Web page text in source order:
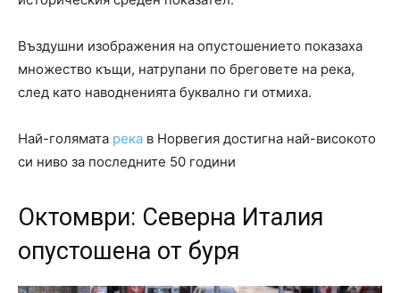
Въздушни изображения на опустошението показаха
множество къщи, натрупани по бреговете на река,
след като наводненията буквално ги отмиха.
Най-голямата река в Норвегия достигна най-високото
си ниво за последните 50 години
Октомври: Северна Италия
опустошена от буря